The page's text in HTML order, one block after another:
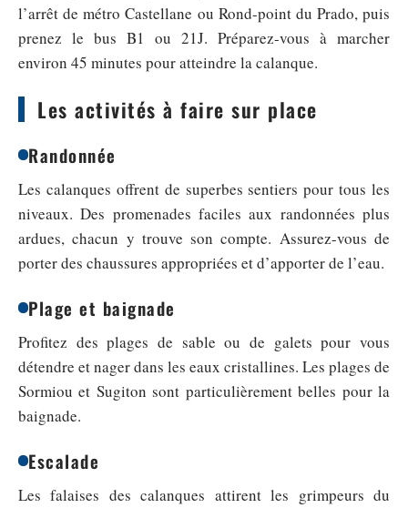
l’arrêt de métro Castellane ou Rond-point du Prado, puis
prenez le bus B1 ou 21J. Préparez-vous à marcher
environ 45 minutes pour atteindre la calanque.
Les activités à faire sur place
Randonnée
Les calanques offrent de superbes sentiers pour tous les
niveaux. Des promenades faciles aux randonnées plus
ardues, chacun y trouve son compte. Assurez-vous de
porter des chaussures appropriées et d’apporter de l’eau.
Plage et baignade
Profitez des plages de sable ou de galets pour vous
détendre et nager dans les eaux cristallines. Les plages de
Sormiou et Sugiton sont particulièrement belles pour la
baignade.
Escalade
Les falaises des calanques attirent les grimpeurs du